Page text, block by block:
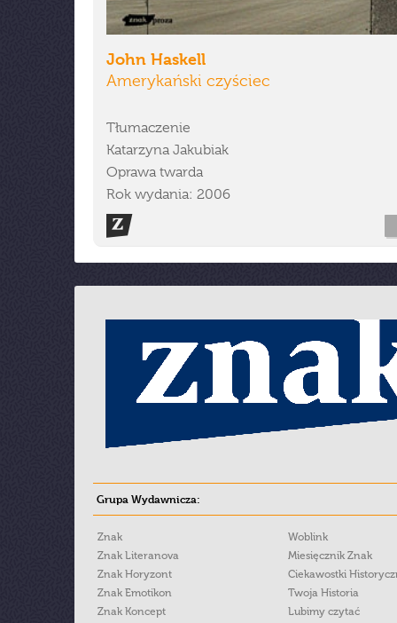
John Haskell
Amerykański czyściec
Tłumaczenie
Katarzyna Jakubiak
Oprawa twarda
Rok wydania: 2006
Grupa Wydawnicza:
Znak
Znak Literanova
Znak Horyzont
Znak Emotikon
Znak Koncept
Woblink
Miesięcznik Znak
Ciekawostki
Twoja Historia
Lubimy czytać